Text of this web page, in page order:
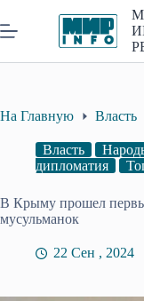
к
сути
На Главную Власть
Власть
дипломатия
В Крыму прошел
мусульманок
22 Сен , 2024